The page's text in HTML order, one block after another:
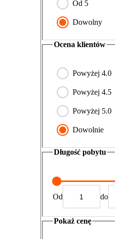
Od 5
Dowolny
Ocena klientów
Powyżej 4.0
Powyżej 4.5
Powyżej 5.0
Dowolnie
Długość pobytu
Od do
Pokaż cenę